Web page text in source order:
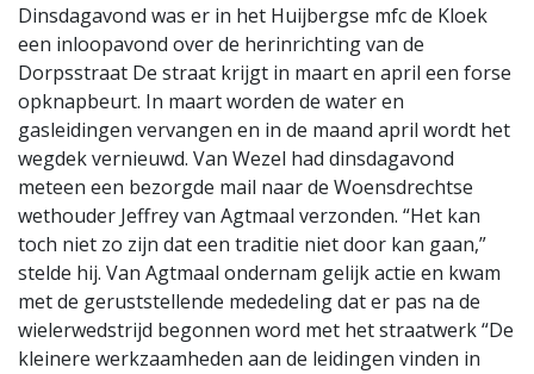
Dinsdagavond was er in het Huijbergse mfc de Kloek
een inloopavond over de herinrichting van de
Dorpsstraat De straat krijgt in maart en april een forse
opknapbeurt. In maart worden de water en
gasleidingen vervangen en in de maand april wordt het
wegdek vernieuwd. Van Wezel had dinsdagavond
meteen een bezorgde mail naar de Woensdrechtse
wethouder Jeffrey van Agtmaal verzonden. “Het kan
toch niet zo zijn dat een traditie niet door kan gaan,”
stelde hij. Van Agtmaal ondernam gelijk actie en kwam
met de geruststellende mededeling dat er pas na de
wielerwedstrijd begonnen word met het straatwerk “De
kleinere werkzaamheden aan de leidingen vinden in